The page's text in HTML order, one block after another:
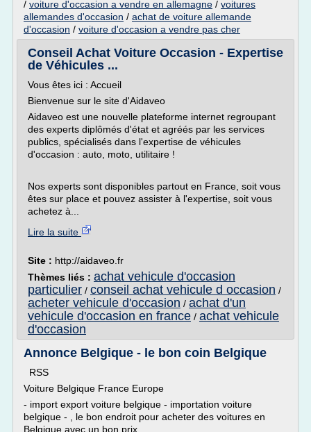
/ voiture d'occasion a vendre en allemagne / voitures
allemandes d'occasion / achat de voiture allemande
d'occasion / voiture d'occasion a vendre pas cher
Conseil Achat Voiture Occasion - Expertise
de Véhicules ...
Vous êtes ici : Accueil
Bienvenue sur le site d'Aidaveo
Aidaveo est une nouvelle plateforme internet regroupant
des experts diplômés d'état et agréés par les services
publics, spécialisés dans l'expertise de véhicules
d'occasion : auto, moto, utilitaire !
Nos experts sont disponibles partout en France, soit vous
êtes sur place et pouvez assister à l'expertise, soit vous
achetez à...
Lire la suite
Site : http://aidaveo.fr
Thèmes liés : achat vehicule d'occasion
particulier / conseil achat vehicule d occasion /
acheter vehicule d'occasion / achat d'un
vehicule d'occasion en france / achat vehicule
d'occasion
Annonce Belgique - le bon coin Belgique
RSS
Voiture Belgique France Europe
- import export voiture belgique - importation voiture
belgique - , le bon endroit pour acheter des voitures en
Belgique avec un bon prix.